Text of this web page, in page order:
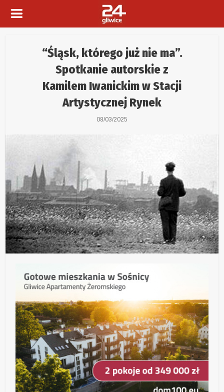
“Śląsk, którego już nie ma”.
Spotkanie autorskie z
Kamilem Iwanickim w Stacji
Artystycznej Rynek
08/03/2025